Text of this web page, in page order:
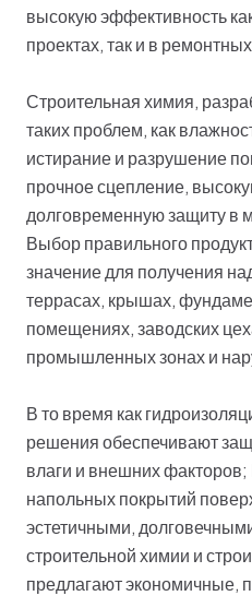
высокую эффективность
проектах, так и в
Строительная химия,
таких проблем, как
истирание и разрушение
прочное сцепление,
долговременную защиту в
Выбор правильного
значение для получения
террасах, крышах,
помещениях, заводских
промышленных зонах и
В то время как
решения обеспечивают
влаги и внешних
напольных покрытий
эстетичными,
строительной химии и
предлагают экономичные,